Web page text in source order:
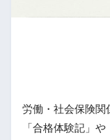
労働・社会保険関
「合格体験記」